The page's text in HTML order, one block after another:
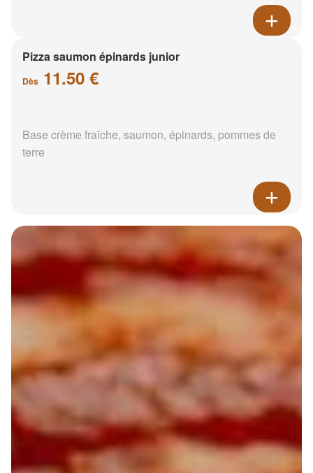
Pizza saumon épinards junior
Dès 11.50 €
Base crème fraîche, saumon, épinards, pommes de
terre